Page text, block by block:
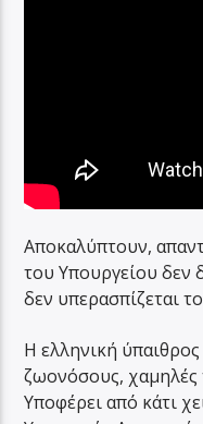
Αποκαλύπτουν,
του Υπουργείου δεν
δεν υπερασπίζεται
Η ελληνική
ζωονόσους, χαμηλές
Υποφέρει από κάτι